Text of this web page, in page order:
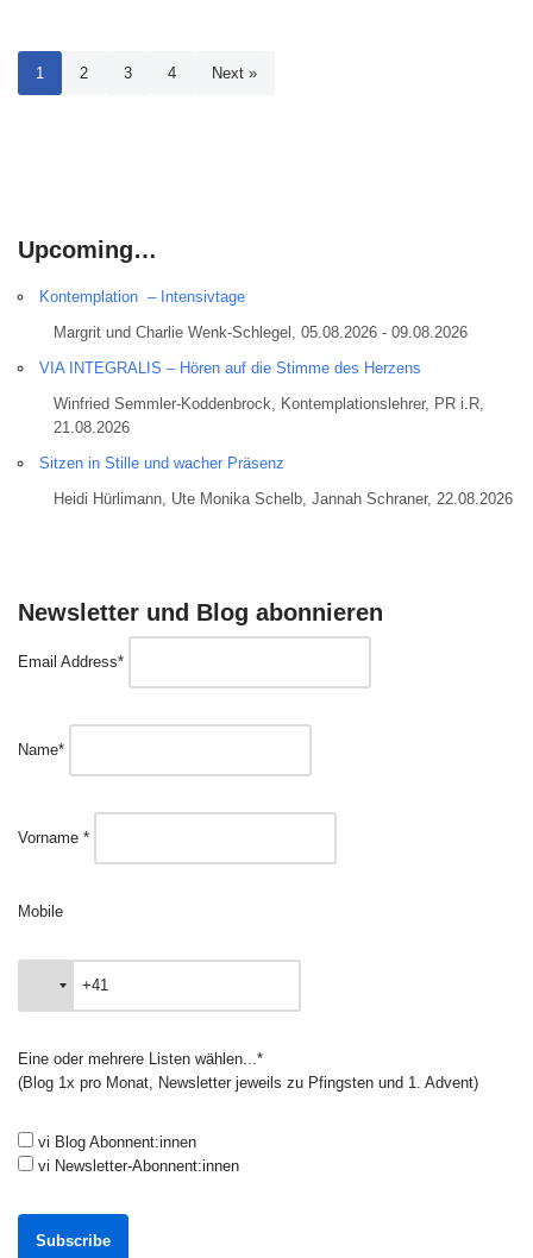
1 2 3 4 Next »
Upcoming…
Kontemplation – Intensivtage
Margrit und Charlie Wenk-Schlegel, 05.08.2026 - 09.08.2026
VIA INTEGRALIS – Hören auf die Stimme des Herzens
Winfried Semmler-Koddenbrock, Kontemplationslehrer, PR i.R,
21.08.2026
Sitzen in Stille und wacher Präsenz
Heidi Hürlimann, Ute Monika Schelb, Jannah Schraner, 22.08.2026
Newsletter und Blog abonnieren
Email Address*
Name*
Vorname *
Mobile
Eine oder mehrere Listen wählen...*
(Blog 1x pro Monat, Newsletter jeweils zu Pfingsten und 1. Advent)
vi Blog Abonnent:innen
vi Newsletter-Abonnent:innen